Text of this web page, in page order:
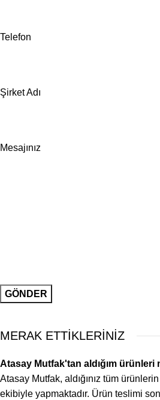
Telefon
Şirket Adı
Mesajınız
MERAK ETTİKLERİNİZ
Atasay Mutfak'tan aldığım ürünleri
Atasay Mutfak, aldığınız tüm
ekibiyle yapmaktadır. Ürün teslimi